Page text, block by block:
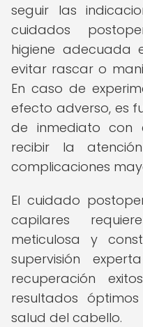
seguir las
cuidados
higiene adecuada
evitar rascar o
En caso de
efecto adverso, es
de inmediato con
recibir la
complicaciones
El cuidado
capilares
meticulosa y
supervisión
recuperación
resultados
salud del cabello.